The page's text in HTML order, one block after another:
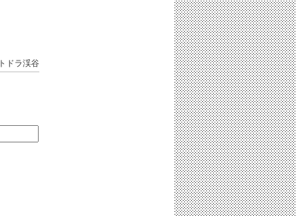
トドラ渓谷